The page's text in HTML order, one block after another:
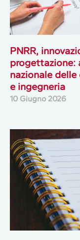
PNRR,
progettazione:
nazionale
e ingegneria
10 Giugno 2026